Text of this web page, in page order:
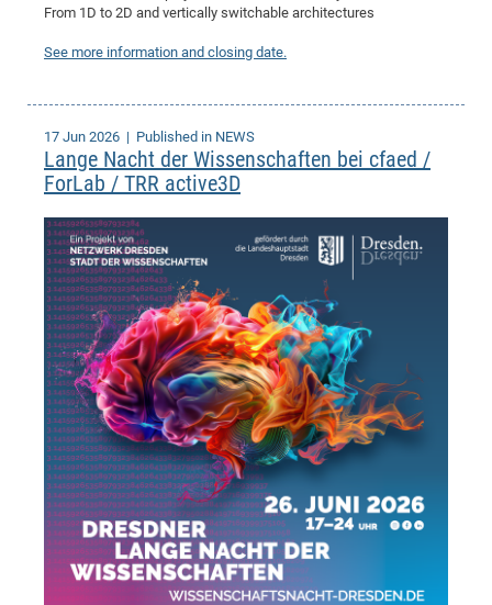
From 1D to 2D and vertically switchable architectures
See more information and closing date.
17 Jun 2026 | Published in NEWS
Lange Nacht der Wissenschaften bei cfaed /
ForLab / TRR active3D